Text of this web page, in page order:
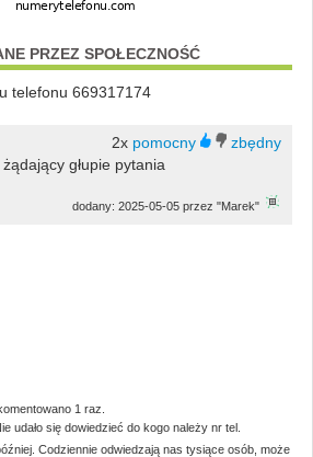
PRZEZ SPOŁECZNOŚĆ
telefonu 669317174
2x
głupie pytania
dodany: 2025-05-05 przez "Marek"
1 raz.
udało się dowiedzieć do kogo należy nr tel.
Codziennie odwiedzają nas tysiące osób, może